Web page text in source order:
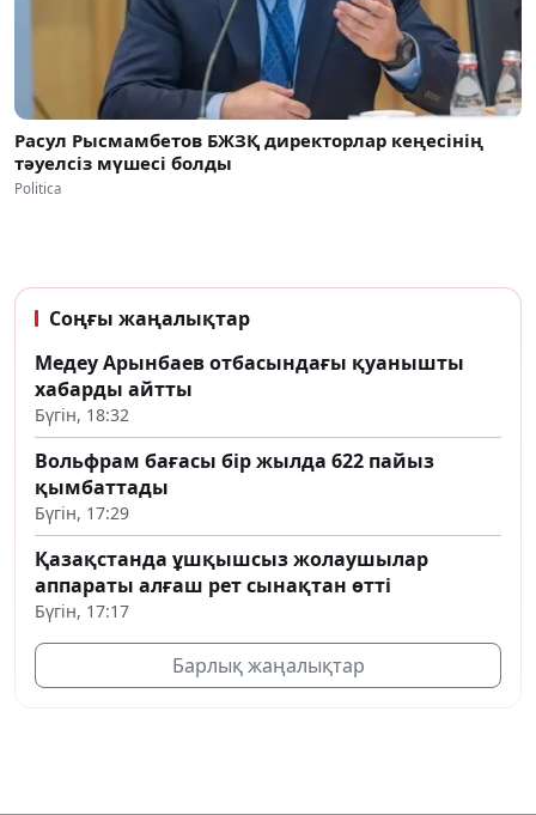
Расул Рысмамбетов БЖЗҚ директорлар кеңесінің
тәуелсіз мүшесі болды
Politica
Соңғы жаңалықтар
Медеу Арынбаев отбасындағы қуанышты
хабарды айтты
Бүгін, 18:32
Вольфрам бағасы бір жылда 622 пайыз
қымбаттады
Бүгін, 17:29
Қазақстанда ұшқышсыз жолаушылар
аппараты алғаш рет сынақтан өтті
Бүгін, 17:17
Барлық жаңалықтар